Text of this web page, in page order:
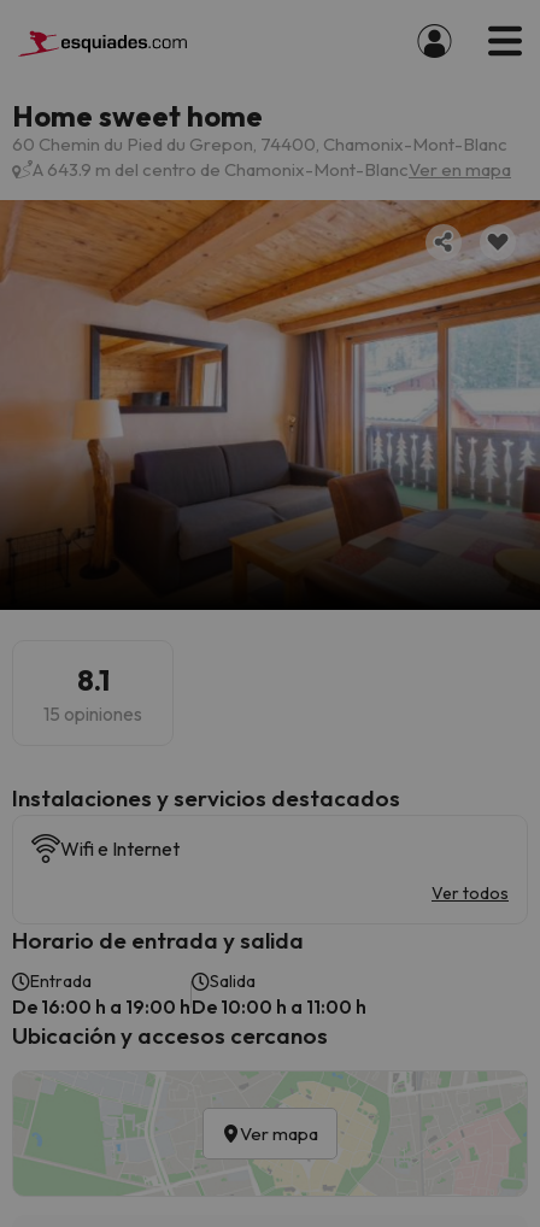
Home sweet home
60 Chemin du Pied du Grepon, 74400, Chamonix-Mont-Blanc
A 643.9 m del centro de Chamonix-Mont-BlancVer en mapa
8.1
15 opiniones
Instalaciones y servicios destacados
Wifi e Internet
Ver todos
Horario de entrada y salida
Entrada
De 16:00 h a 19:00 h
Salida
De 10:00 h a 11:00 h
Ubicación y accesos cercanos
Ver mapa